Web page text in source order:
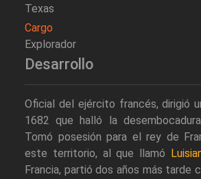
Texas
Cargo
Explorador
Desarrollo
Oficial del ejército francés, dirigió
1682 que halló la
Tomó posesión para el rey de
este territorio, al que llamó
Francia, partió dos años más tarde